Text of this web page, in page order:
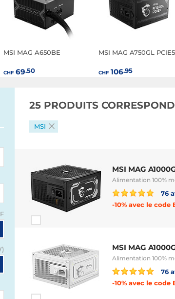
MSI MAG A650BE
CHF69.50
MSI MAG A750GL PCIE5
CHF106.95
25 PRODUITS
MSI
MSI MAG
Alimentation 100%
76
-10% avec le code
MSI MAG
Alimentation 100%
76
-10% avec le code